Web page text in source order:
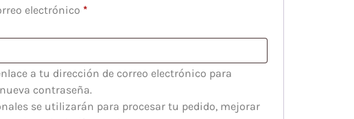
electrónico *
a tu dirección de correo electrónico para
contraseña.
se utilizarán para procesar tu pedido, mejorar